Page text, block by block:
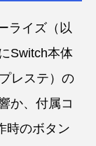
ライズ（以
Switch本体
レステ）の
か、付属コ
時のボタン